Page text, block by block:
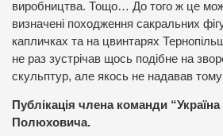
виробництва. Тощо… До того ж це
визначені походження сакральних
капличках та на цвинтарях
не раз зустрічав щось подібне на
скульптур, але якось не надавав тому
Публікація члена команди “Україна
Полюховича.